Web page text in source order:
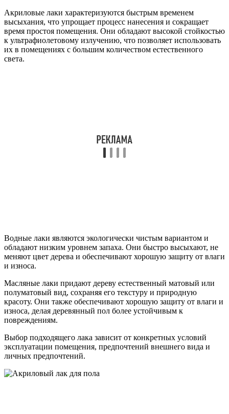
Акриловые лаки характеризуются быстрым временем
высыхания, что упрощает процесс нанесения и сокращает
время простоя помещения. Они обладают высокой стойкостью
к ультрафиолетовому излучению, что позволяет использовать
их в помещениях с большим количеством естественного
света.
Водные лаки являются экологически чистым вариантом и
обладают низким уровнем запаха. Они быстро высыхают, не
меняют цвет дерева и обеспечивают хорошую защиту от влаги
и износа.
Масляные лаки придают дереву естественный матовый или
полуматовый вид, сохраняя его текстуру и природную
красоту. Они также обеспечивают хорошую защиту от влаги и
износа, делая деревянный пол более устойчивым к
повреждениям.
Выбор подходящего лака зависит от конкретных условий
эксплуатации помещения, предпочтений внешнего вида и
личных предпочтений.